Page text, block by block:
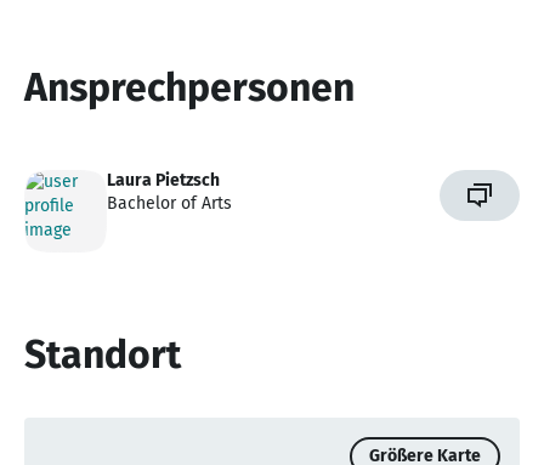
Ansprechpersonen
Laura Pietzsch
Bachelor of Arts
Standort
Größere Karte